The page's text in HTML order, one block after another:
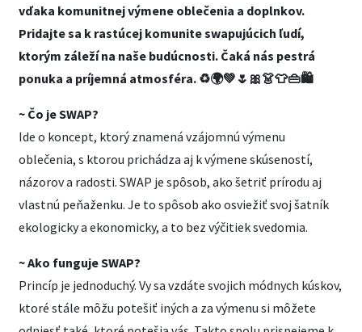
vďaka komunitnej výmene oblečenia a doplnkov.
Pridajte sa k rastúcej komunite swapujúcich ľudí,
ktorým záleží na naše budúcnosti. Čaká nás pestrá
ponuka a príjemná atmosféra. ♻️🌍💚🌷🎀👗👕👜🛍️
~ Čo je SWAP?
Ide o koncept, ktorý znamená vzájomnú výmenu
oblečenia, s ktorou prichádza aj k výmene skúseností,
názorov a radosti. SWAP je spôsob, ako šetriť prírodu aj
vlastnú peňaženku. Je to spôsob ako osviežiť svoj šatník
ekologicky a ekonomicky, a to bez výčitiek svedomia.
~ Ako funguje SWAP?
Princíp je jednoduchý. Vy sa vzdáte svojich módnych kúskov,
ktoré stále môžu potešiť iných a za výmenu si môžete